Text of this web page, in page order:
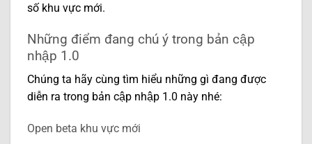
số khu vực mới.
Những điểm đang chú ý trong bản cập
nhập 1.0
Chúng ta hãy cùng tìm hiểu những gì đang được
diễn ra trong bản cập nhập 1.0 này nhé:
Open beta khu vực mới